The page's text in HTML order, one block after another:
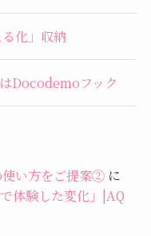
化」収納
Docodemoフック
い方をご提案②に
体験した変化」|AQ